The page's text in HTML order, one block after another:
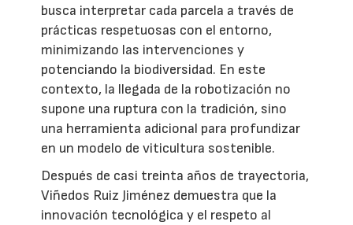
busca interpretar cada parcela a través de
prácticas respetuosas con el entorno,
minimizando las intervenciones y
potenciando la biodiversidad. En este
contexto, la llegada de la robotización no
supone una ruptura con la tradición, sino
una herramienta adicional para profundizar
en un modelo de viticultura sostenible.
Después de casi treinta años de trayectoria,
Viñedos Ruiz Jiménez demuestra que la
innovación tecnológica y el respeto al